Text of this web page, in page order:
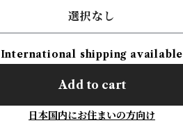
選択なし
International shipping available
Add to cart
日本国内にお住まいの方向け